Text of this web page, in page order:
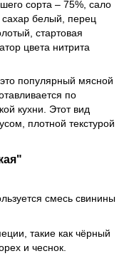
сорта – 75%, сало
белый, перец
стартовая
цвета нитрита
популярный мясной
по
кухни. Этот вид
плотной текстурой
смесь свинины
такие как чёрный
и чеснок.